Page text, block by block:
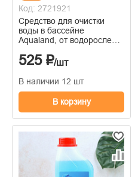
Код: 2721921
Средство для очистки
воды в бассейне
Aqualand, от водорослей,
525 ₽/шт
В наличии 12 шт
В корзину